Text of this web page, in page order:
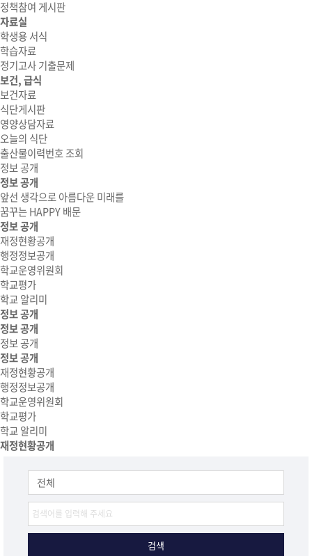
정책참여 게시판
자료실
학생용 서식
학습자료
정기고사 기출문제
보건, 급식
보건자료
식단게시판
영양상담자료
오늘의 식단
출산물이력번호 조회
정보 공개
정보 공개
앞선 생각으로 아름다운 미래를
꿈꾸는 HAPPY 배문
정보 공개
재정현황공개
행정정보공개
학교운영위원회
학교평가
학교 알리미
정보 공개
정보 공개
정보 공개
정보 공개
재정현황공개
행정정보공개
학교운영위원회
학교평가
학교 알리미
재정현황공개